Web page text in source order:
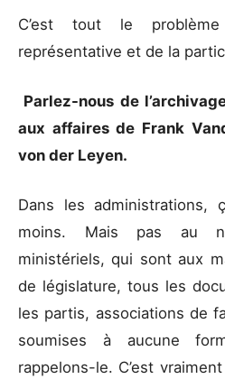
C’est tout le
représentative et de la
Parlez-nous de
aux affaires de Frank
von der Leyen.
Dans les administrations,
moins. Mais pas au
ministériels, qui sont aux
de législature, tous les
les partis, associations de
soumises à aucune
rappelons-le. C’est